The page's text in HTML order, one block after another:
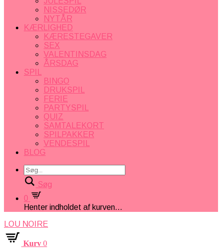
NISSEDØR
NYTÅR
KÆRLIGHED
KÆRESTEGAVER
SEX
VALENTINSDAG
ÅRSDAG
SPIL
BINGO
DRUKSPIL
FERIE
PARTYSPIL
QUIZ
SAMTALEKORT
SPILPAKKER
VENDESPIL
BLOG
Søg
0
Henter indholdet af kurven...
LOU NOIRE
Kurv 0